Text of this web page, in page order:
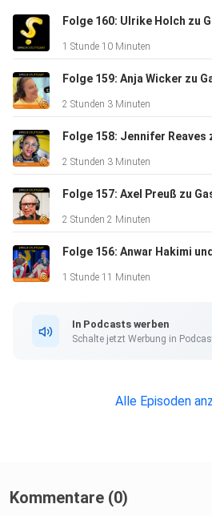
nach
vorne treibt es ihn immer noch,
Ganze: „In unserer internationalen
Eurozentrismus überwinden“.
Schuster in
Stephan
Ferdinand ist Direktor des
Hochschule der Medien Stuttgart
Moderatorin Stefanie
Qualifikationsprogramms
SPRICH:STUTTGART - der
Instagram
1 Stunde 10 Minuten
2 Stunden 3 Minuten
2 Stunden 3 Minuten
2 Stunden 2 Minuten
1 Stunde 11 Minuten
In Podcasts werben
Schalte jetzt Werbung in
Alle Episoden
Kommentare (0)